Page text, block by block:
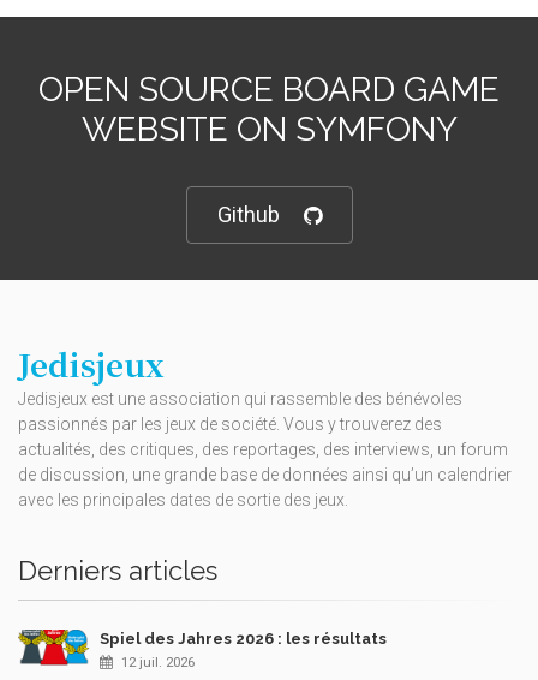
OPEN SOURCE BOARD GAME
WEBSITE ON SYMFONY
Github
Jedisjeux
Jedisjeux est une association qui rassemble des bénévoles
passionnés par les jeux de société. Vous y trouverez des
actualités, des critiques, des reportages, des interviews, un forum
de discussion, une grande base de données ainsi qu’un calendrier
avec les principales dates de sortie des jeux.
Derniers articles
Spiel des Jahres 2026 : les résultats
12 juil. 2026